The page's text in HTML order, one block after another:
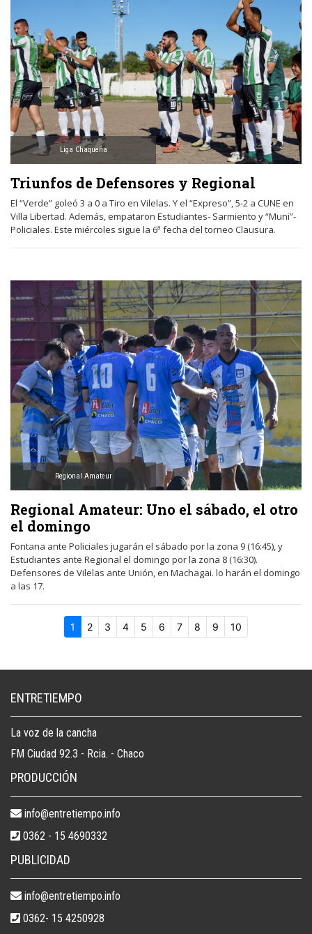
Liga Chaqueña
Triunfos de Defensores y Regional
El “Verde” goleó 3 a 0 a Tiro en Vilelas. Y el “Expreso”, 5-2 a CUNE en
Villa Libertad. Además, empataron Estudiantes- Sarmiento y “Muni”-
Policiales. Este miércoles sigue la 6ª fecha del torneo Clausura.
Regional Amateur
Regional Amateur: Uno el sábado, el otro
el domingo
Fontana ante Policiales jugarán el sábado por la zona 9 (16:45), y
Estudiantes ante Regional el domingo por la zona 8 (16:30).
Defensores de Vilelas ante Unión, en Machagai. lo harán el domingo
a las 17.
1 2 3 4 5 6 7 8 9 10
ENTRETIEMPO
La voz de la cancha
FM Ciudad 92.3 - Rcia. - Chaco
PRODUCCIÓN
info@entretiempo.info
0362 - 15 4690332
PUBLICIDAD
info@entretiempo.info
0362- 15 4250928